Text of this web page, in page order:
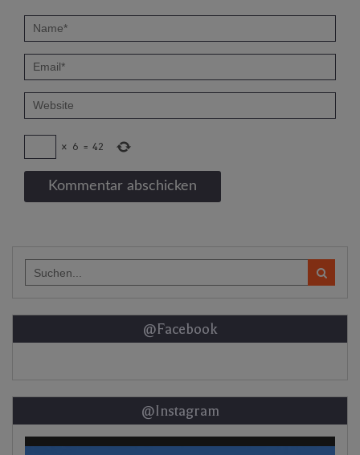
× 6 = 42
for:
@Facebook
@Instagram